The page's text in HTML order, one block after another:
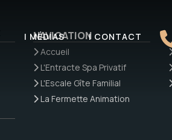
| MÉDIAS | CONTACT
NAVIGATION
Accueil
L'Entracte Spa Privatif
L'Escale Gîte Familial
La Fermette Animation